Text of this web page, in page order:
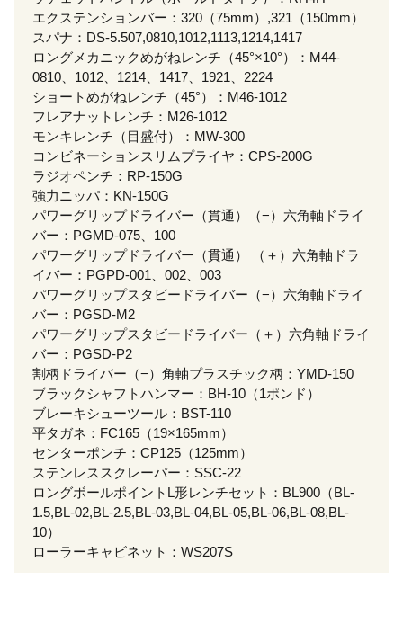
エクステンションバー：320（75mm）,321（150mm）
スパナ：DS-5.507,0810,1012,1113,1214,1417
ロングメカニックめがねレンチ（45°×10°）：M44-
0810、1012、1214、1417、1921、2224
ショートめがねレンチ（45°）：M46-1012
フレアナットレンチ：M26-1012
モンキレンチ（目盛付）：MW-300
コンビネーションスリムプライヤ：CPS-200G
ラジオペンチ：RP-150G
強力ニッパ：KN-150G
パワーグリップドライバー（貫通）（−）六角軸ドライ
バー：PGMD-075、100
パワーグリップドライバー（貫通） （＋）六角軸ドラ
イバー：PGPD-001、002、003
パワーグリップスタビードライバー（−）六角軸ドライ
バー：PGSD-M2
パワーグリップスタビードライバー（＋）六角軸ドライ
バー：PGSD-P2
割柄ドライバー（−）角軸プラスチック柄：YMD-150
ブラックシャフトハンマー：BH-10（1ポンド）
ブレーキシューツール：BST-110
平タガネ：FC165（19×165mm）
センターポンチ：CP125（125mm）
ステンレススクレーパー：SSC-22
ロングボールポイントL形レンチセット：BL900（BL-
1.5,BL-02,BL-2.5,BL-03,BL-04,BL-05,BL-06,BL-08,BL-
10）
ローラーキャビネット：WS207S